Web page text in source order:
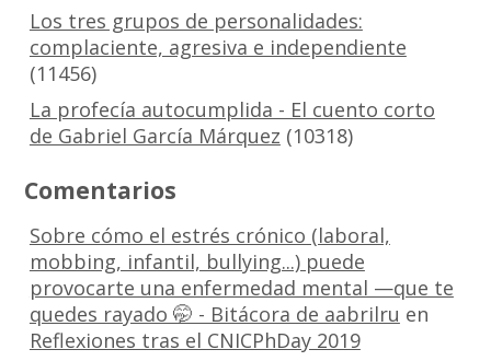
Los tres grupos de personalidades:
complaciente, agresiva e independiente
(11456)
La profecía autocumplida - El cuento corto
de Gabriel García Márquez (10318)
Comentarios
Sobre cómo el estrés crónico (laboral,
mobbing, infantil, bullying...) puede
provocarte una enfermedad mental —que te
quedes rayado 🤭 - Bitácora de aabrilru en
Reflexiones tras el CNICPhDay 2019